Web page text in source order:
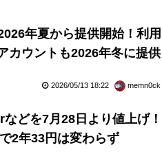
年夏から提供開始！利用
カウントも2026年冬に提供
2026/05/13 18:22 memn0ck
どを7月28日より値上げ！
2年33円は変わらず